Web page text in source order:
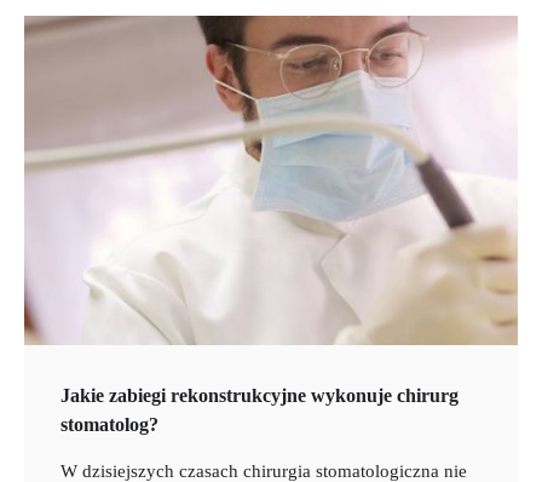
Jakie zabiegi rekonstrukcyjne wykonuje chirurg
stomatolog?
W dzisiejszych czasach chirurgia stomatologiczna nie